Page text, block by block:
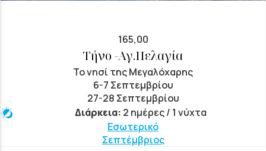
165,00
Τήνο -Αγ.Πελαγία
Το νησί της Μεγαλόχαρης
6-7 Σεπτεμβρίου
27-28 Σεπτεμβρίου
Διάρκεια: 2 ημέρες / 1 νύχτα
Εσωτερικό
Σεπτέμβριος